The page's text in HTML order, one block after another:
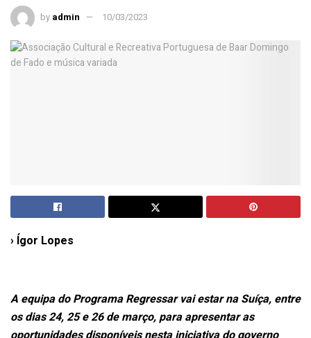
by admin 10/03/2023
› Ígor Lopes
A equipa do Programa Regressar vai estar na Suíça, entre
os dias 24, 25 e 26 de março, para apresentar as